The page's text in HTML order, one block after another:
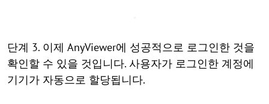
단계 3. 이제 AnyViewer에 성공적으로 로그인한 것을
확인할 수 있을 것입니다. 사용자가 로그인한 계정에
기기가 자동으로 할당됩니다.